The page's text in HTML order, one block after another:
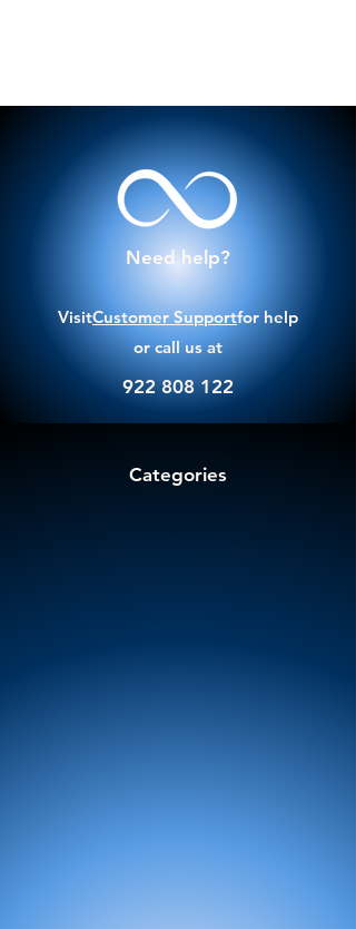
Need help?
VisitCustomer Supportfor help
or call us at
922 808 122
Categories